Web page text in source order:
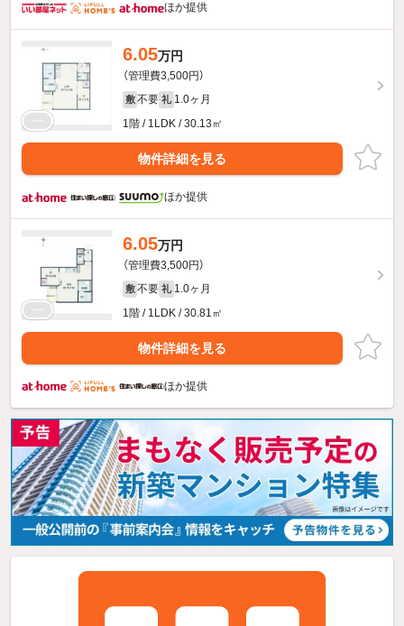
ほか提供
6.05万円
（管理費3,500円）
敷 不要 礼 1.0ヶ月
1階 / 1LDK / 30.13㎡
物件詳細を見る
ほか提供
6.05万円
（管理費3,500円）
敷 不要 礼 1.0ヶ月
1階 / 1LDK / 30.81㎡
物件詳細を見る
ほか提供